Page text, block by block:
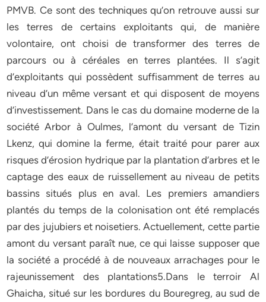
PMVB. Ce sont des techniques qu’on retrouve aussi sur
les terres de certains exploitants qui, de manière
volontaire, ont choisi de transformer des terres de
parcours ou à céréales en terres plantées. Il s’agit
d’exploitants qui possèdent suffisamment de terres au
niveau d’un même versant et qui disposent de moyens
d’investissement. Dans le cas du domaine moderne de la
société Arbor à Oulmes, l’amont du versant de Tizin
Lkenz, qui domine la ferme, était traité pour parer aux
risques d’érosion hydrique par la plantation d’arbres et le
captage des eaux de ruissellement au niveau de petits
bassins situés plus en aval. Les premiers amandiers
plantés du temps de la colonisation ont été remplacés
par des jujubiers et noisetiers. Actuellement, cette partie
amont du versant paraît nue, ce qui laisse supposer que
la société a procédé à de nouveaux arrachages pour le
rajeunissement des plantations5.Dans le terroir Al
Ghaicha, situé sur les bordures du Bouregreg, au sud de